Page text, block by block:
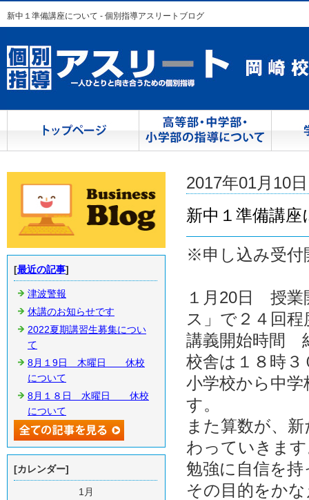
新中１準備講座について - 個別指導アスリートブログ
2017年01月10
新中１準備講座
※申し込み受
１月20日 授業
ス」で２４回
講義開始時間
校舎は１８時３
小学校から中
す。
また算数が、
わっていきま
勉強に自信を
その目的をか
[最近の記事]
津波警報
休講のお知らせです
2022夏期講習生募集につい
て
8月１9日 木曜日 休校
について
8月１８日 水曜日 休校
について
[カレンダー]
1月